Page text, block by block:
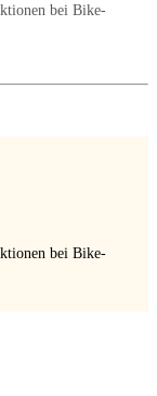
bei Bike-
bei Bike-